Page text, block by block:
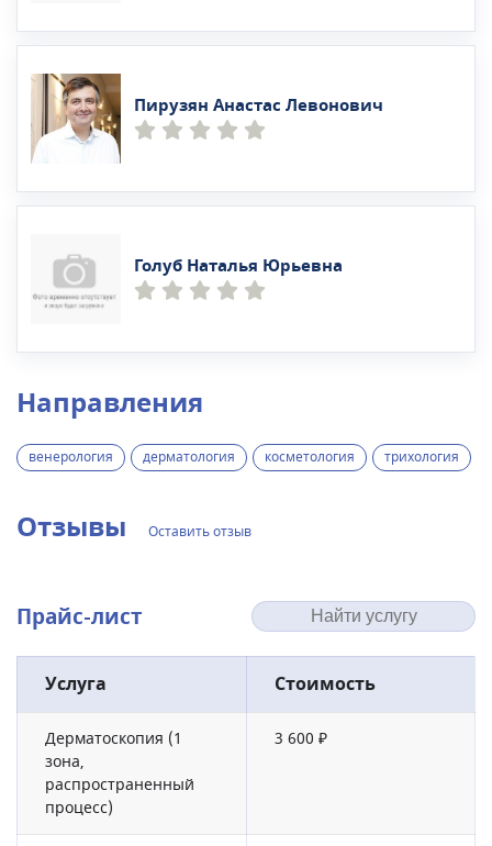
Пирузян Анастас Левонович
Голуб Наталья Юрьевна
Направления
венерология дерматология косметология трихология
Отзывы Оставить отзыв
Прайс-лист
Услуга Стоимость
Дерматоскопия (1
зона,
распространенный
процесс)
3 600 ₽